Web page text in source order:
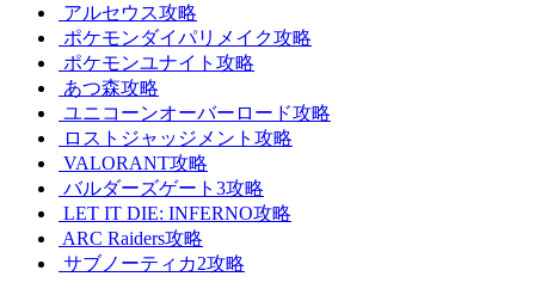
アルセウス攻略
ポケモンダイパリメイク攻略
ポケモンユナイト攻略
あつ森攻略
ユニコーンオーバーロード攻略
ロストジャッジメント攻略
VALORANT攻略
バルダーズゲート3攻略
LET IT DIE: INFERNO攻略
ARC Raiders攻略
サブノーティカ2攻略